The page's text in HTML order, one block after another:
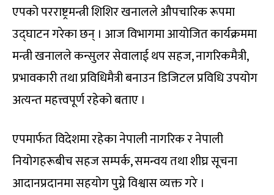
एपको परराष्ट्रमन्त्री शिशिर खनालले औपचारिक रूपमा
उद्घाटन गरेका छन् । आज विभागमा आयोजित कार्यक्रममा
मन्त्री खनालले कन्सुलर सेवालाई थप सहज, नागरिकमैत्री,
प्रभावकारी तथा प्रविधिमैत्री बनाउन डिजिटल प्रविधि उपयोग
अत्यन्त महत्त्वपूर्ण रहेको बताए ।
एपमार्फत विदेशमा रहेका नेपाली नागरिक र नेपाली
नियोगहरूबीच सहज सम्पर्क, समन्वय तथा शीघ्र सूचना
आदानप्रदानमा सहयोग पुग्ने विश्वास व्यक्त गरे ।